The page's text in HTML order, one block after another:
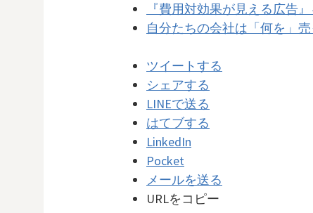
『費用対効果が見える広告
自分たちの会社は「何を」
ツイートする
シェアする
LINEで送る
はてブする
LinkedIn
Pocket
メールを送る
URLをコピー